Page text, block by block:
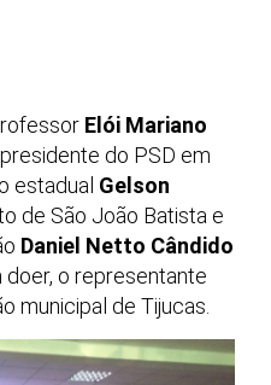
Elói Mariano
do PSD em
estadual Gelson
de São João Batista e
Daniel Netto Cândido
doer, o representante
municipal de Tijucas.